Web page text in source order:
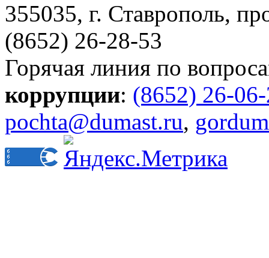
355035, г. Ставрополь,
(8652) 26-28-53
Горячая линия по
коррупции: (8652) 26-
pochta@dumast.ru,